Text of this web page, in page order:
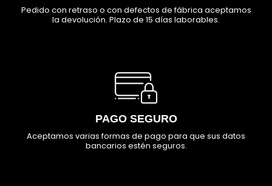
Pedido con retraso o con defectos de fábrica aceptamos
la devolución. Plazo de 15 días laborables.
PAGO SEGURO
Aceptamos varias formas de pago para que sus datos
bancarios estén seguros.